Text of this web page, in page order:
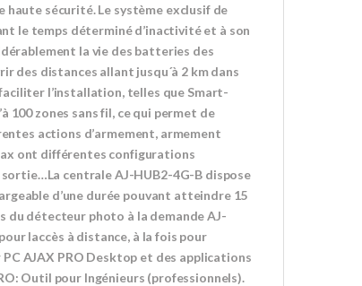
haute sécurité. Le système exclusif de
le temps déterminé d’inactivité et à son
la vie des batteries des
des distances allant jusqu´à 2 km dans
l’installation, telles que Smart-
100 zones sans fil, ce qui permet de
actions d’armement, armement
ont différentes configurations
sortie…La centrale AJ-HUB2-4G-B dispose
d’une durée pouvant atteindre 15
du détecteur photo à la demande AJ-
laccès à distance, à la fois pour
AJAX PRO Desktop et des applications
Outil pour Ingénieurs (professionnels).